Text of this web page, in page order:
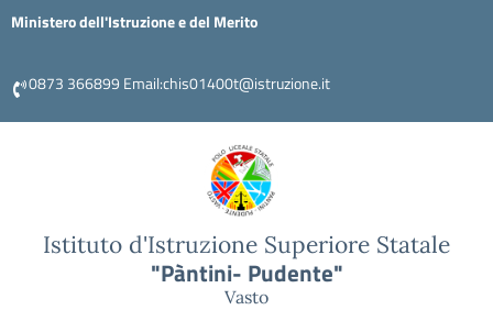
Ministero dell'Istruzione e del Merito
0873 366899 Email:chis01400t@istruzione.it
Istituto d'Istruzione Superiore Statale
"Pàntini- Pudente"
Vasto